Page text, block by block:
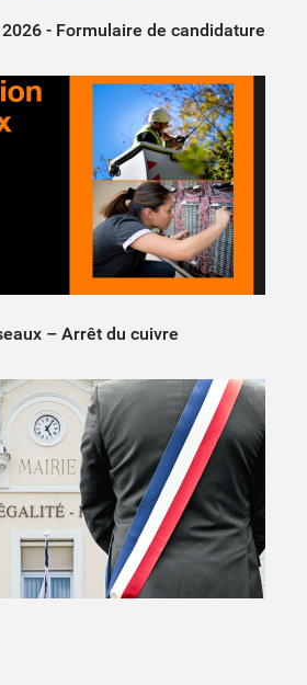
- Formulaire de candidature
– Arrêt du cuivre